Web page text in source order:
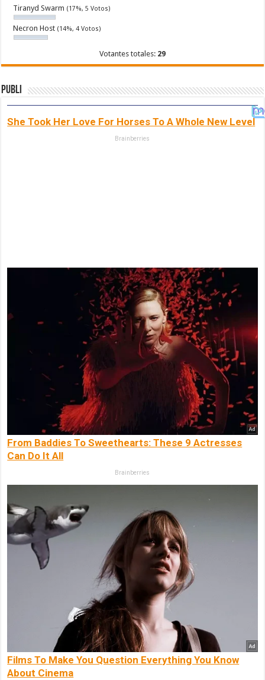
Tiranyd Swarm (17%, 5 Votos)
Necron Host (14%, 4 Votos)
Votantes totales: 29
Publi
She Took Her Love For Horses To A Whole New Level
Brainberries
From Baddies To Sweethearts: These 9 Actresses
Can Do It All
Brainberries
Films To Make You Question Everything You Know
About Cinema